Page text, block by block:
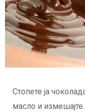
Стопете ја
масло и измешајте.